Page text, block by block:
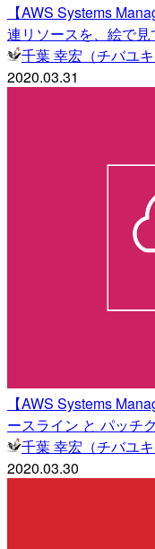
【AWS Systems
連リソースを、絵で見
千葉 幸宏（チバユキ
2020.03.31
【AWS Systems
ースライン と パッチ
千葉 幸宏（チバユキ
2020.03.30